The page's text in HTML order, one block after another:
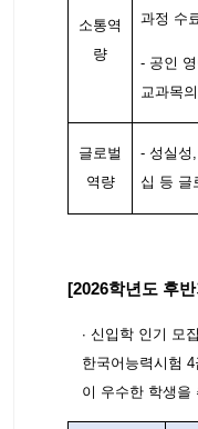
소통역
량
과정 수
- 공인
교과목
글로벌
역량
- 성실성
십 등 글
[2026학년도 후
∙ 신입학 인기 모
한국어능력시험
이 우수한 학생을